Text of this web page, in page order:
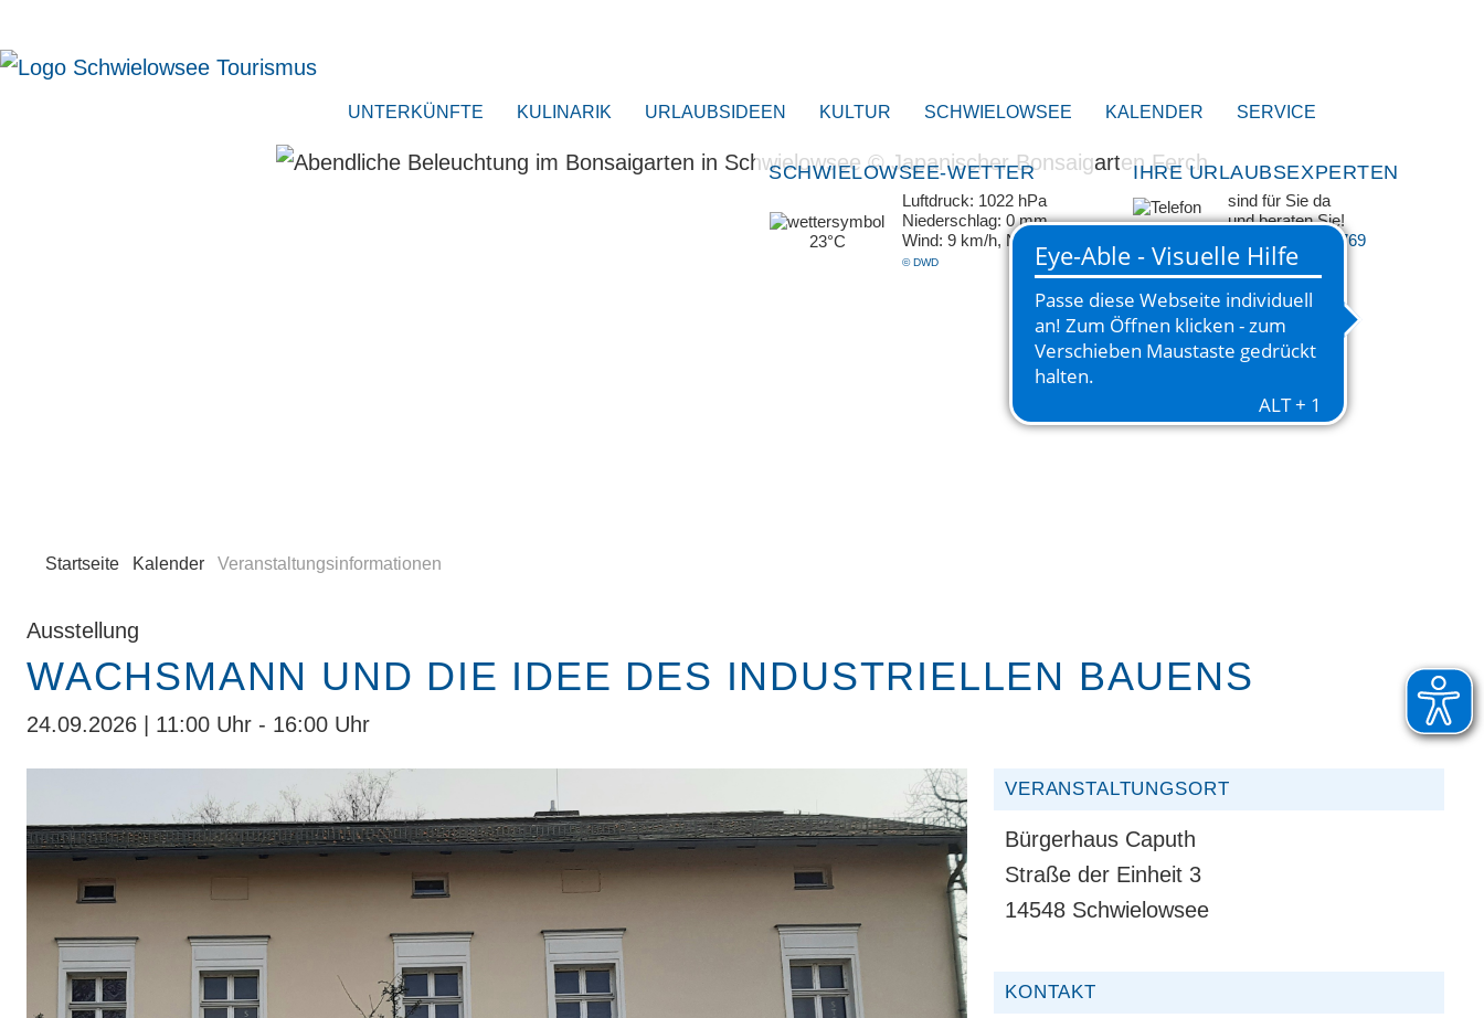
UNTERKÜNFTE KULINARIK URLAUBSIDEEN KULTUR SCHWIELOWSEE KALENDER SERVICE
SCHWIELOWSEE-WETTER
23°C
Luftdruck: 1022 hPa
Niederschlag: 0 mm
Wind: 9 km/h, NW
© DWD
IHRE URLAUBSEXPERTEN
sind für Sie da
und beraten Sie!
+49 33209 769 769
Startseite Kalender Veranstaltungsinformationen
Ausstellung
WACHSMANN UND DIE IDEE DES INDUSTRIELLEN BAUENS
24.09.2026 | 11:00 Uhr - 16:00 Uhr
VERANSTALTUNGSORT
Bürgerhaus Caputh
Straße der Einheit 3
14548 Schwielowsee
KONTAKT